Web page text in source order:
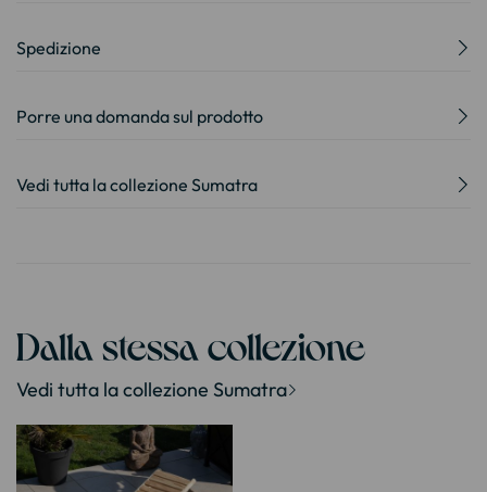
Spedizione
Porre una domanda sul prodotto
Vedi tutta la collezione Sumatra
Dalla stessa collezione
Vedi tutta la collezione Sumatra